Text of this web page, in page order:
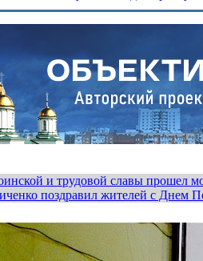
и трудовой славы прошел
поздравил жителей с Днем